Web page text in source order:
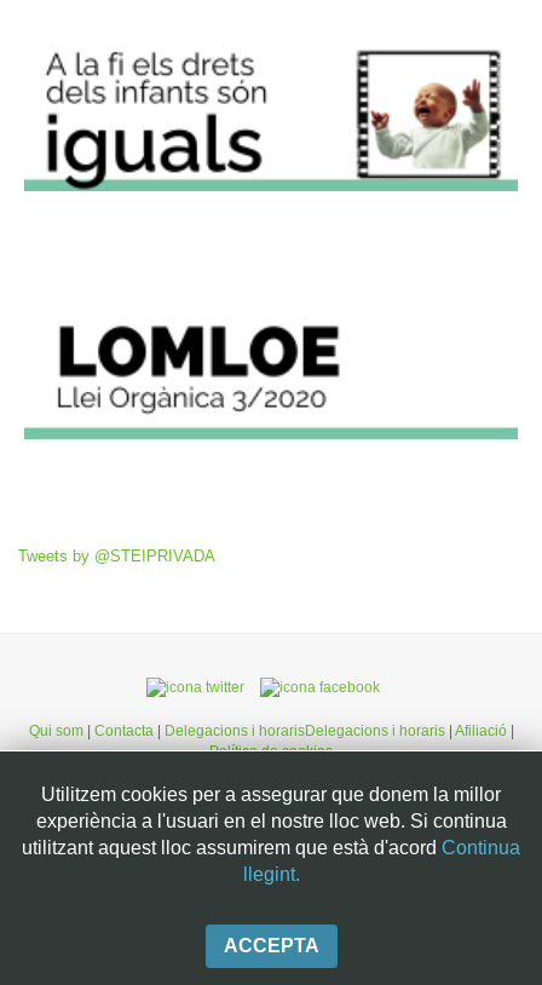
Tweets by @STEIPRIVADA
Qui som| Contacta Delegacions i horarisDelegacions i horaris| Afiliació
Política de cookies
©STEI Sindicat de treballadores i treballadors de les Illes Balears. C/ Jaume
Ferran, 58. 07004. Palma. Mallorca. Espanya. Telèfon: 34 971 901600. Inscrit
al registre de la DG de la Funció Pública de Presidència del Govern
d’Espanya, número 49. CIF: G07126956
Utilitzem cookies per a assegurar que donem la millor
experiència a l'usuari en el nostre lloc web. Si continua
utilitzant aquest lloc assumirem que està d'acord Continua
llegint.
ACCEPTA